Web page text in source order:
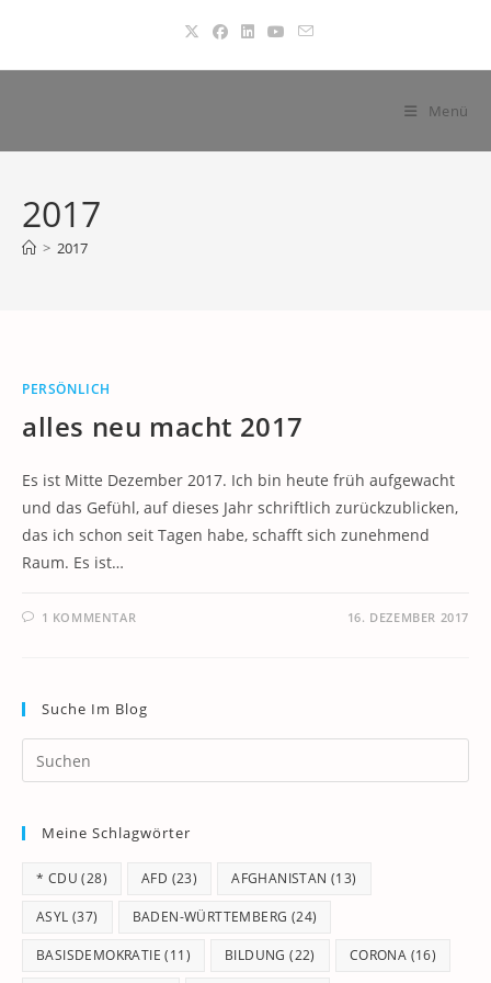
springen
Menü
2017
> 2017
PERSÖNLICH
alles neu macht 2017
Es ist Mitte Dezember 2017. Ich bin heute früh aufgewacht
und das Gefühl, auf dieses Jahr schriftlich zurückzublicken,
das ich schon seit Tagen habe, schafft sich zunehmend
Raum. Es ist…
1 KOMMENTAR 16. DEZEMBER 2017
Suche Im Blog
Meine Schlagwörter
* CDU (28) AFD (23) AFGHANISTAN (13)
ASYL (37) BADEN-WÜRTTEMBERG (24)
BASISDEMOKRATIE (11) BILDUNG (22) CORONA (16)